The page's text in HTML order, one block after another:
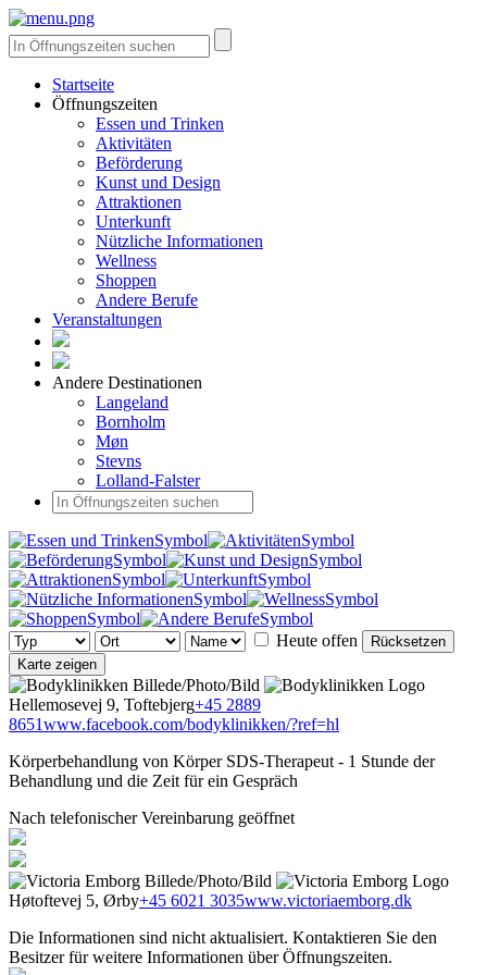
Startseite
Öffnungszeiten
Essen und Trinken
Aktivitäten
Beförderung
Kunst und Design
Attraktionen
Unterkunft
Nützliche Informationen
Wellness
Shoppen
Andere Berufe
Veranstaltungen
Andere Destinationen
Langeland
Bornholm
Møn
Stevns
Lolland-Falster
Heute offen
Rücksetzen
Karte zeigen
Hellemosevej 9, Toftebjerg+45 2889
8651www.facebook.com/bodyklinikken/?ref=hl
Körperbehandlung von Körper SDS-Therapeut - 1 Stunde der
Behandlung und die Zeit für ein Gespräch
Nach telefonischer Vereinbarung geöffnet
Høtoftevej 5, Ørby+45 6021 3035www.victoriaemborg.dk
Die Informationen sind nicht aktualisiert. Kontaktieren Sie den
Besitzer für weitere Informationen über Öffnungszeiten.